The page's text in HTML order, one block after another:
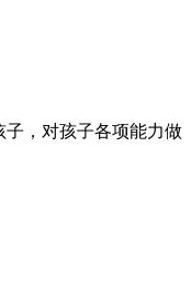
，对孩子各项能力做